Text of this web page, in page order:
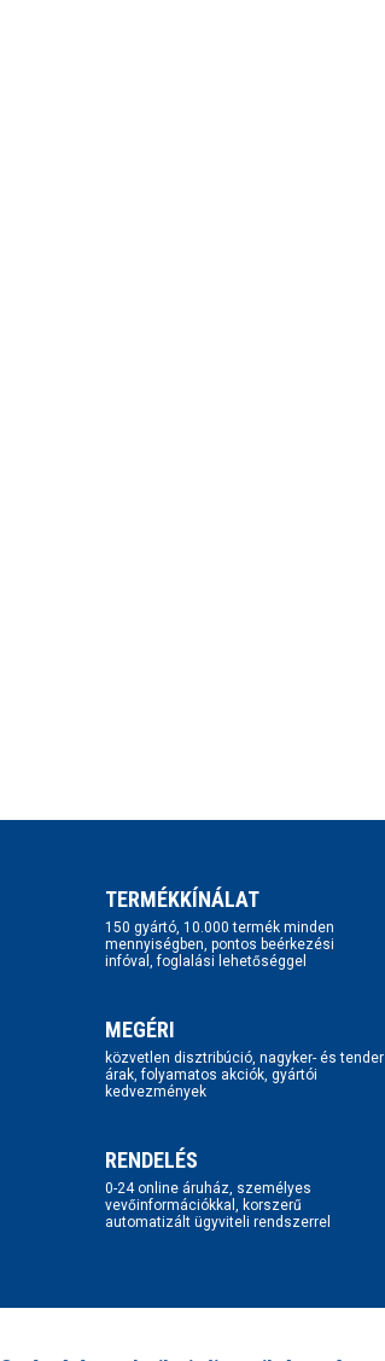
TERMÉKKÍNÁLAT
150 gyártó, 10.000 termék minden
mennyiségben, pontos beérkezési
infóval, foglalási lehetőséggel
MEGÉRI
közvetlen disztribúció, nagyker- és tender
árak, folyamatos akciók, gyártói
kedvezmények
RENDELÉS
0-24 online áruház, személyes
vevőinformációkkal, korszerű
automatizált ügyviteli rendszerrel